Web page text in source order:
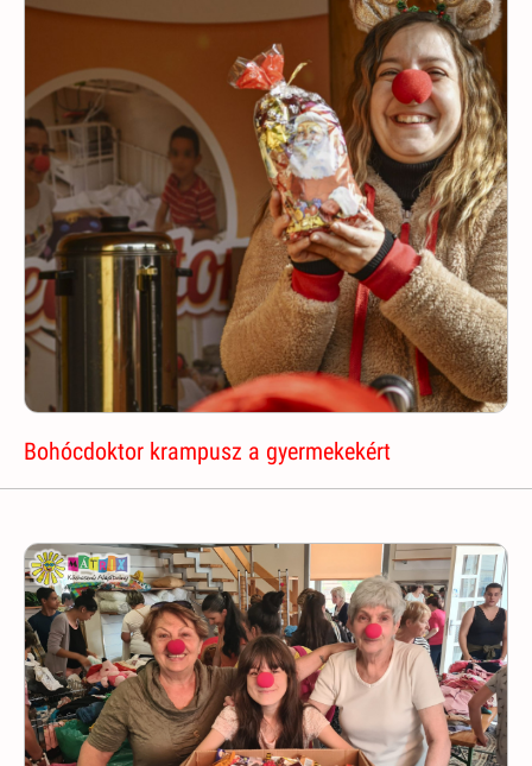
Bohócdoktor krampusz a gyermekekért